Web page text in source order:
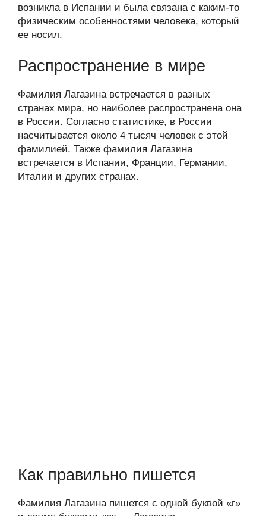
возникла в Испании и была связана с каким-то
физическим особенностями человека, который
ее носил.
Распространение в мире
Фамилия Лагазина встречается в разных
странах мира, но наиболее распространена она
в России. Согласно статистике, в России
насчитывается около 4 тысяч человек с этой
фамилией. Также фамилия Лагазина
встречается в Испании, Франции, Германии,
Италии и других странах.
Как правильно пишется
Фамилия Лагазина пишется с одной буквой «г»